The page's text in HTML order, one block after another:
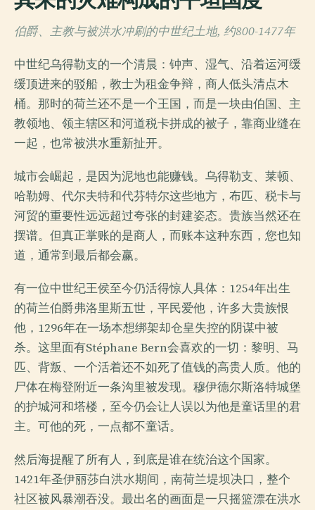
伯爵、主教与被洪水冲刷的中世纪土地, 约800-1477年
中世纪乌得勒支的一个清晨：钟声、湿气、沿着运河缓
缓顶进来的驳船，教士为租金争辩，商人低头清点木
桶。那时的荷兰还不是一个王国，而是一块由伯国、主
教领地、领主辖区和河道税卡拼成的被子，靠商业缝在
一起，也常被洪水重新扯开。
城市会崛起，是因为泥地也能赚钱。乌得勒支、莱顿、
哈勒姆、代尔夫特和代芬特尔这些地方，布匹、税卡与
河贸的重要性远远超过夸张的封建姿态。贵族当然还在
摆谱。但真正掌账的是商人，而账本这种东西，您也知
道，通常到最后都会赢。
有一位中世纪王侯至今仍活得惊人具体：1254年出生
的荷兰伯爵弗洛里斯五世，平民爱他，许多大贵族恨
他，1296年在一场本想绑架却仓皇失控的阴谋中被
杀。这里面有Stéphane Bern会喜欢的一切：黎明、马
匹、背叛、一个活着还不如死了值钱的高贵人质。他的
尸体在梅登附近一条沟里被发现。穆伊德尔斯洛特城堡
的护城河和塔楼，至今仍会让人误以为他是童话里的君
主。可他的死，一点都不童话。
然后海提醒了所有人，到底是谁在统治这个国家。
1421年圣伊丽莎白洪水期间，南荷兰堤坝决口，整个
社区被风暴潮吞没。最出名的画面是一只摇篮漂在洪水